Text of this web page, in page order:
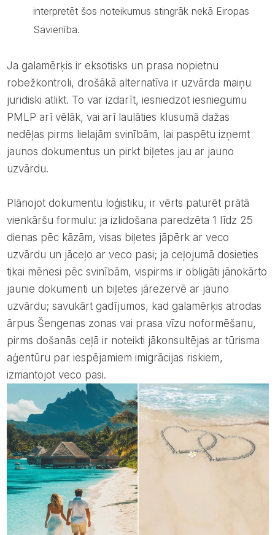
interpretēt šos noteikumus stingrāk nekā Eiropas
Savienība.
Ja galamērķis ir eksotisks un prasa nopietnu
robežkontroli, drošākā alternatīva ir uzvārda maiņu
juridiski atlikt. To var izdarīt, iesniedzot iesniegumu
PMLP arī vēlāk, vai arī laulāties klusumā dažas
nedēļas pirms lielajām svinībām, lai paspētu izņemt
jaunos dokumentus un pirkt biļetes jau ar jauno
uzvārdu.
Plānojot dokumentu loģistiku, ir vērts paturēt prātā
vienkāršu formulu: ja izlidošana paredzēta 1 līdz 25
dienas pēc kāzām, visas biļetes jāpērk ar veco
uzvārdu un jāceļo ar veco pasi; ja ceļojumā dosieties
tikai mēnesi pēc svinībām, vispirms ir obligāti jānokārto
jaunie dokumenti un biļetes jārezervē ar jauno
uzvārdu; savukārt gadījumos, kad galamērķis atrodas
ārpus Šengenas zonas vai prasa vīzu noformēšanu,
pirms došanās ceļā ir noteikti jākonsultējas ar tūrisma
aģentūru par iespējamiem imigrācijas riskiem,
izmantojot veco pasi.